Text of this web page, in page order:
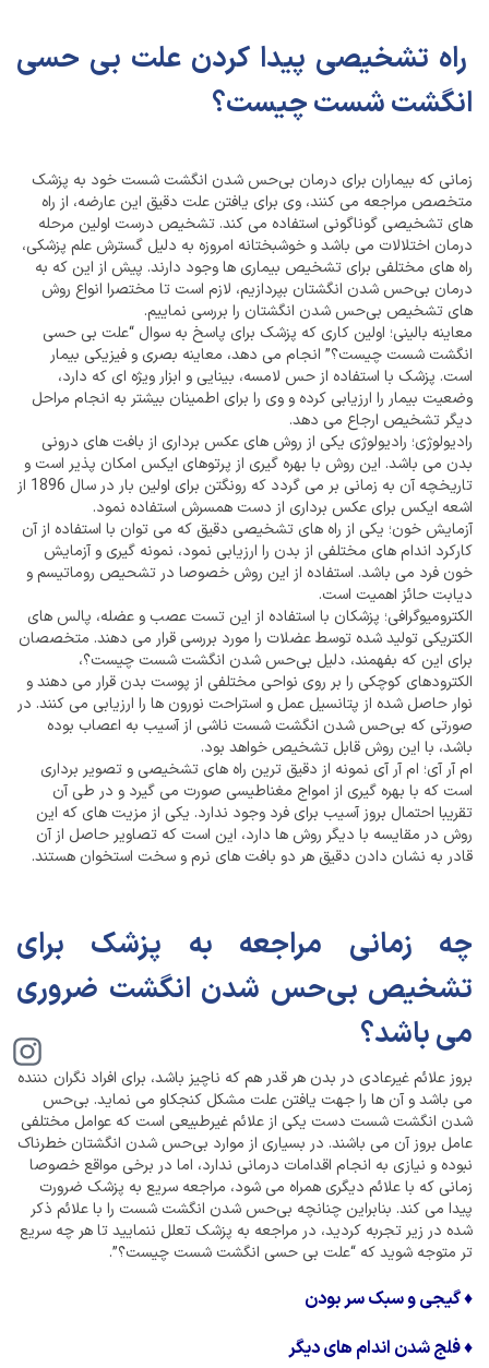
راه تشخیصی پیدا کردن علت بی حسی
انگشت شست چیست؟
زمانی که بیماران برای درمان بی‌حس شدن انگشت شست خود به پزشک
متخصص مراجعه می کنند، وی برای یافتن علت دقیق این عارضه، از راه
های تشخیصی گوناگونی استفاده می کند. تشخیص درست اولین مرحله
درمان اختلالات می باشد و خوشبختانه امروزه به دلیل گسترش علم پزشکی،
راه های مختلفی برای تشخیص بیماری ها وجود دارند. پیش از این که به
درمان بی‌حس شدن انگشتان بپردازیم، لازم است تا مختصرا انواع روش
های تشخیص بی‌حس شدن انگشتان را بررسی نماییم.
معاینه بالینی؛ اولین کاری که پزشک برای پاسخ به سوال “علت بی حسی
انگشت شست چیست؟” انجام می دهد، معاینه بصری و فیزیکی بیمار
است. پزشک با استفاده از حس لامسه، بینایی و ابزار ویژه ای که دارد،
وضعیت بیمار را ارزیابی کرده و وی را برای اطمینان بیشتر به انجام مراحل
دیگر تشخیص ارجاع می دهد.
رادیولوژی؛ رادیولوژی یکی از روش های عکس برداری از بافت های درونی
بدن می باشد. این روش با بهره گیری از پرتوهای ایکس امکان پذیر است و
تاریخچه آن به زمانی بر می گردد که رونگتن برای اولین بار در سال 1896 از
اشعه ایکس برای عکس برداری از دست همسرش استفاده نمود.
آزمایش خون؛ یکی از راه های تشخیصی دقیق که می توان با استفاده از آن
کارکرد اندام های مختلفی از بدن را ارزیابی نمود، نمونه گیری و آزمایش
خون فرد می باشد. استفاده از این روش خصوصا در تشحیص روماتیسم و
دیابت حائز اهمیت است.
الکترومیوگرافی؛ پزشکان با استفاده از این تست عصب و عضله، پالس های
الکتریکی تولید شده توسط عضلات را مورد بررسی قرار می دهند. متخصصان
برای این که بفهمند، دلیل بی‌حس شدن انگشت شست چیست؟،
الکترودهای کوچکی را بر روی نواحی مختلفی از پوست بدن قرار می دهند و
نوار حاصل شده از پتانسیل عمل و استراحت نورون ها را ارزیابی می کنند. در
صورتی که بی‌حس شدن انگشت شست ناشی از آسیب به اعصاب بوده
باشد، با این روش قابل تشخیص خواهد بود.
ام آر آی؛ ام آر آی نمونه از دقیق ترین راه های تشخیصی و تصویر برداری
است که با بهره گیری از امواج مغناطیسی صورت می گیرد و در طی آن
تقریبا احتمال بروز آسیب برای فرد وجود ندارد. یکی از مزیت های که این
روش در مقایسه با دیگر روش ها دارد، این است که تصاویر حاصل از آن
قادر به نشان دادن دقیق هر دو بافت های نرم و سخت استخوان هستند.
چه زمانی مراجعه به پزشک برای
تشخیص بی‌حس شدن انگشت ضروری
می باشد؟
بروز علائم غیرعادی در بدن هر قدر هم که ناچیز باشد، برای افراد نگران کننده
می باشد و آن ها را جهت یافتن علت مشکل کنجکاو می نماید. بی‌حس
شدن انگشت شست دست یکی از علائم غیرطبیعی است که عوامل مختلفی
عامل بروز آن می باشند. در بسیاری از موارد بی‌حس شدن انگشتان خطرناک
نبوده و نیازی به انجام اقدامات درمانی ندارد، اما در برخی مواقع خصوصا
زمانی که با علائم دیگری همراه می شود، مراجعه سریع به پزشک ضرورت
پیدا می کند. بنابراین چنانچه بی‌حس شدن انگشت شست را با علائم ذکر
شده در زیر تجربه کردید، در مراجعه به پزشک تعلل ننمایید تا هر چه سریع
تر متوجه شوید که “علت بی حسی انگشت شست چیست؟”.
♦گیجی و سبک سر بودن
♦فلج شدن اندام های دیگر